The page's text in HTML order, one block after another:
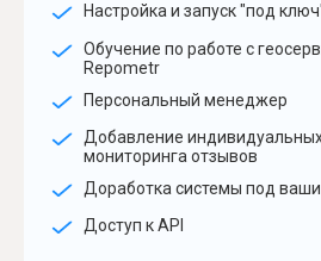
Настройка и запуск "под
Обучение по работе с
Repometr
Персональный менеджер
Добавление
мониторинга отзывов
Доработка системы под
Доступ к API